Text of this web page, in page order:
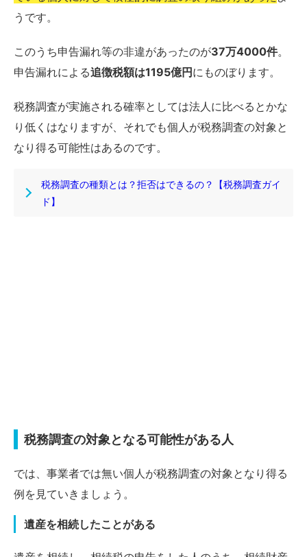
うです。
このうち申告漏れ等の非違があったのが37万4000件。
申告漏れによる追徴税額は1195億円にものぼります。
税務調査が実施される確率としては法人に比べるとかな
り低くはなりますが、それでも個人が税務調査の対象と
なり得る可能性はあるのです。
税務調査の種類とは？拒否はできるの？【税務調査ガイ
ド】
税務調査の対象となる可能性がある人
では、事業者では無い個人が税務調査の対象となり得る
例を見ていきましょう。
遺産を相続したことがある